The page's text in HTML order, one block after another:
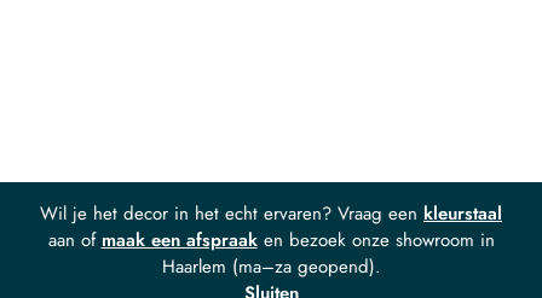
Wil je het decor in het echt ervaren? Vraag een kleurstaal
aan of maak een afspraaken bezoek onze showroom in
Haarlem (ma–za geopend).